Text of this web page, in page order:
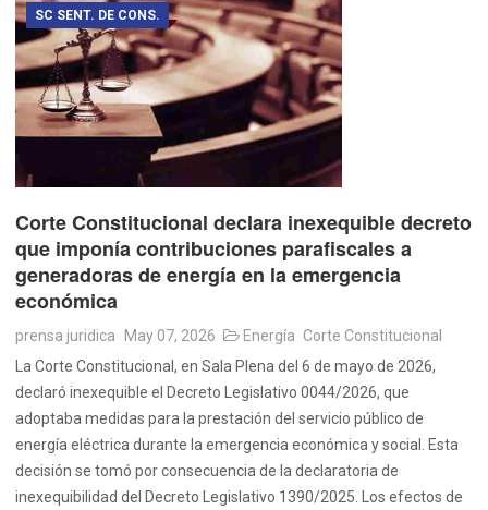
SC SENT. DE CONS.
Corte Constitucional declara inexequible decreto
que imponía contribuciones parafiscales a
generadoras de energía en la emergencia
económica
prensa juridica May 07, 2026 Energía Corte Constitucional
La Corte Constitucional, en Sala Plena del 6 de mayo de 2026,
declaró inexequible el Decreto Legislativo 0044/2026, que
adoptaba medidas para la prestación del servicio público de
energía eléctrica durante la emergencia económica y social. Esta
decisión se tomó por consecuencia de la declaratoria de
inexequibilidad del Decreto Legislativo 1390/2025. Los efectos de